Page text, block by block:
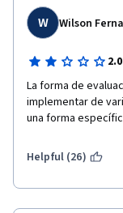
W Wilson
2.0
La forma de
implementar de
una forma
Helpful (26)